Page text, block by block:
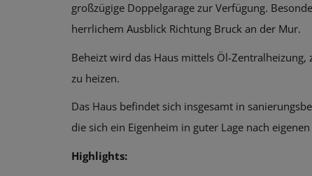
großzügige Doppelgarage zur Verfügung.
herrlichem Ausblick Richtung Bruck an der Mur.
Beheizt wird das Haus mittels Öl-
zu heizen.
Das Haus befindet sich insgesamt in
die sich ein Eigenheim in guter Lage nach
Highlights: